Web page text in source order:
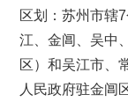
区划：苏州市辖
江、金阊、吴中
区）和吴江市、
人民政府驻金阊